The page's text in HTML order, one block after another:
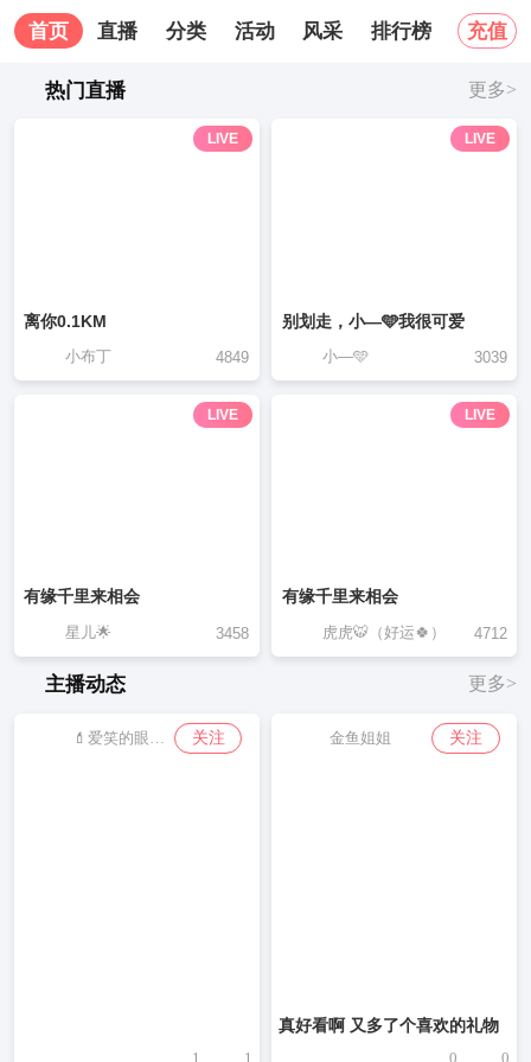
充值
首页 直播 分类 活动 风采 排行榜 关于我
热门直播 更多>
LIVE
离你0.1KM
小布丁 4849
LIVE
别划走，小—🩵我很可爱
小—🩵 3039
LIVE
有缘千里来相会
星儿🌟 3458
LIVE
有缘千里来相会
虎虎🐯（好运🍀） 4712
主播动态 更多>
关注
1 1
金鱼姐姐 关注
真好看啊 又多了个喜欢的礼物
0 0